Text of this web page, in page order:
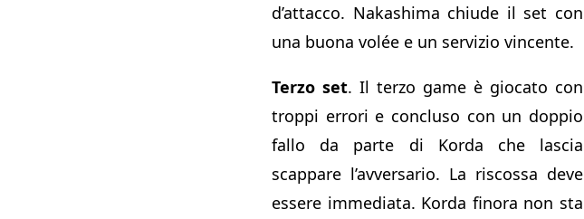
d’attacco. Nakashima chiude il set con
una buona volée e un servizio vincente.
Terzo set. Il terzo game è giocato con
troppi errori e concluso con un doppio
fallo da parte di Korda che lascia
scappare l’avversario. La riscossa deve
essere immediata. Korda finora non sta